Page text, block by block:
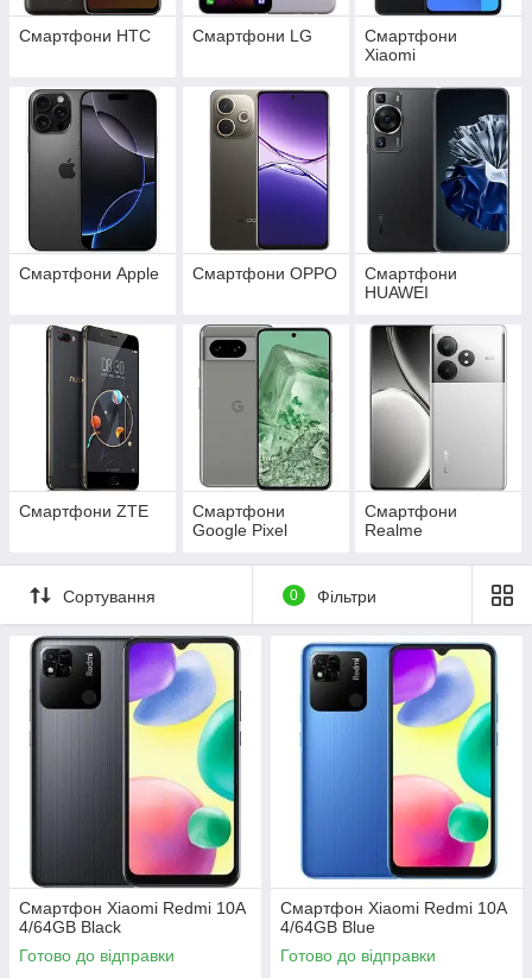
«SMUZI MARKET
Смартфони HTC Смартфони LG
Смартфони
Xiaomi
Смартфони Apple Смартфони OPPO
Смартфони
HUAWEI
Смартфони ZTE
Смартфони
Google Pixel
Смартфони
Realme
Сортування 0 Фільтри
Смартфон Xiaomi Redmi 10A
4/64GB Black
Готово до відправки
Смартфон Xiaomi Redmi 10A
4/64GB Blue
Готово до відправки